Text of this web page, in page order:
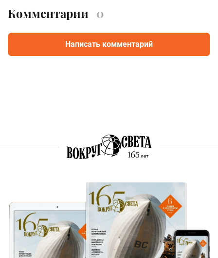
Комментарии 0
Написать комментарий